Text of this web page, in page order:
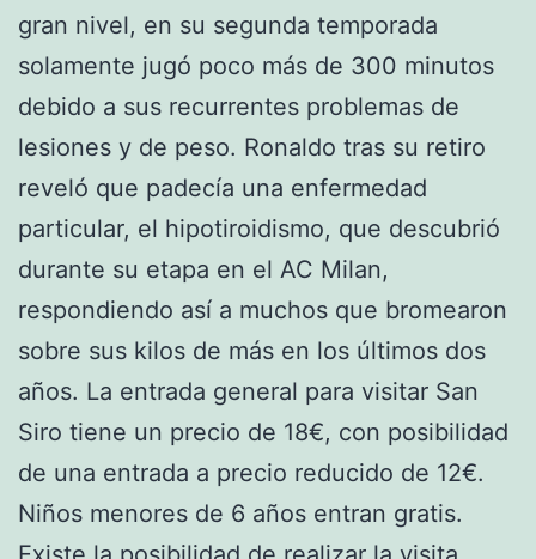
gran nivel, en su segunda temporada
solamente jugó poco más de 300 minutos
debido a sus recurrentes problemas de
lesiones y de peso. Ronaldo tras su retiro
reveló que padecía una enfermedad
particular, el hipotiroidismo, que descubrió
durante su etapa en el AC Milan,
respondiendo así a muchos que bromearon
sobre sus kilos de más en los últimos dos
años. La entrada general para visitar San
Siro tiene un precio de 18€, con posibilidad
de una entrada a precio reducido de 12€.
Niños menores de 6 años entran gratis.